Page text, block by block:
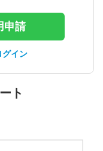
申請
グイン
ト